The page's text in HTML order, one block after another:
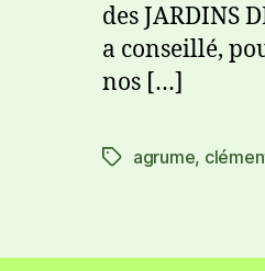
des JARDINS
a conseillé,
nos […]
agrume,